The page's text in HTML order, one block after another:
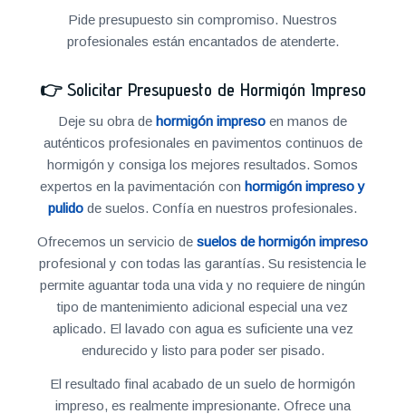
Pide presupuesto sin compromiso. Nuestros
profesionales están encantados de atenderte.
👉 Solicitar Presupuesto de Hormigón Impreso
Deje su obra dehormigón impreso en manos de
auténticos profesionales en pavimentos continuos de
hormigón y consiga los mejores resultados. Somos
expertos en la pavimentación conhormigón impreso y
pulido de suelos. Confía en nuestros profesionales.
Ofrecemos un servicio desuelos de hormigón impreso
profesional y con todas las garantías. Su resistencia le
permite aguantar toda una vida y no requiere de ningún
tipo de mantenimiento adicional especial una vez
aplicado. El lavado con agua es suficiente una vez
endurecido y listo para poder ser pisado.
El resultado final acabado de un suelo de hormigón
impreso, es realmente impresionante. Ofrece una